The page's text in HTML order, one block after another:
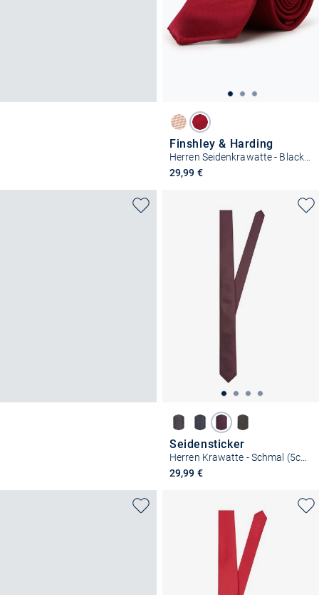
Finshley & Harding
Herren Seidenkrawatte - Black Label
29,99 €
Seidensticker
Herren Krawatte - Schmal (5cm) Fit
29,99 €